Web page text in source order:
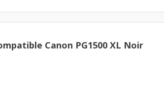
Canon PG1500 XL Noir